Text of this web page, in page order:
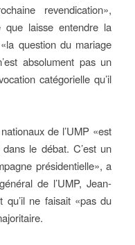
revendication»,
que laisse entendre la
question du mariage
absolument pas un
catégorielle qu’il
de l’UMP «est
le débat. C’est un
présidentielle», a
de l’UMP, Jean-
qu’il ne faisait «pas du